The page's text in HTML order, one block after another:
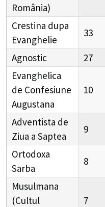
România)
Crestina dupa
Evanghelie
33
Agnostic 27
Evanghelica
de Confesiune
Augustana
10
Adventista de
Ziua a Saptea
9
Ortodoxa
Sarba
8
Musulmana
(Cultul
7